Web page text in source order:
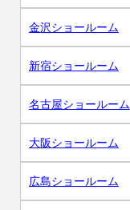
金沢ショールーム
新宿ショールーム
名古屋ショールーム
大阪ショールーム
広島ショールーム